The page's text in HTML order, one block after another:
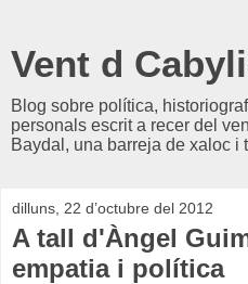
Vent d
Blog sobre política,
personals escrit a recer del
Baydal, una barreja de xaloc i
dilluns, 22 d’octubre del 2012
A tall d'Àngel
empatia i política